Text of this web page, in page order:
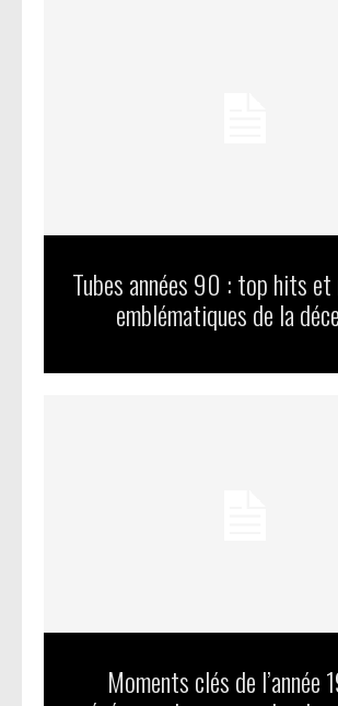
Tubes années 90 : top hits et
emblématiques de la
Moments clés de l’année